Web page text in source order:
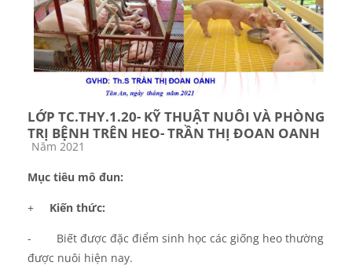
LỚP TC.THY.1.20- KỸ THUẬT NUÔI VÀ PHÒNG
TRỊ BỆNH TRÊN HEO- TRẦN THỊ ĐOAN OANH
Các loại khóa học
Năm 2021
Mục tiêu mô đun:
+ Kiến thức:
- Biết được đặc điểm sinh học các giống heo thường
được nuôi hiện nay.